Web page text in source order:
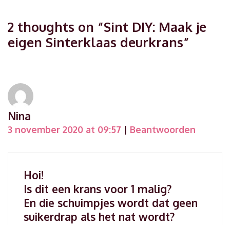
2 thoughts on “Sint DIY: Maak je
eigen Sinterklaas deurkrans”
Nina
3 november 2020 at 09:57 | Beantwoorden
Hoi!
Is dit een krans voor 1 malig?
En die schuimpjes wordt dat geen
suikerdrap als het nat wordt?